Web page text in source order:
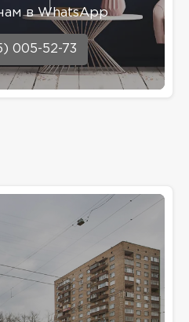
в WhatsApp
005-52-73